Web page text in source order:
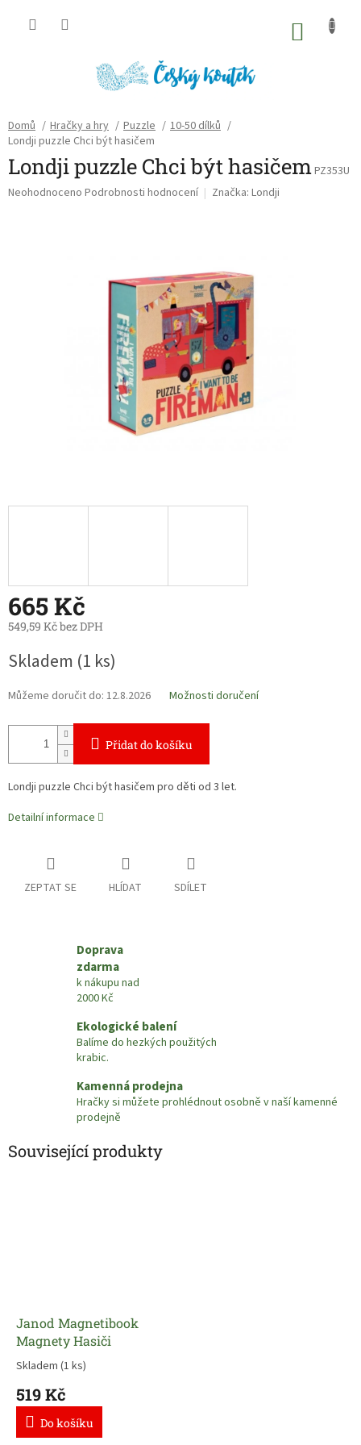
Domů / Hračky a hry / Puzzle / 10-50 dílků /
Londji puzzle Chci být hasičem
Londji puzzle Chci být hasičemPZ353U
Průměrné
Neohodnoceno Podrobnosti hodnocení Značka: Londji
665 Kč
549,59 Kč bez DPH
cena:
Skladem (1 ks)
Můžeme doručit do: 12.8.2026 Možnosti doručení
Přidat do košíku
Londji puzzle Chci být hasičem pro děti od 3 let.
Detailní informace
ZEPTAT SE HLÍDAT SDÍLET
Doprava
zdarma
k nákupu nad
2000 Kč
Ekologické balení
Balíme do hezkých použitých
krabic.
Kamenná prodejna
Hračky si můžete prohlédnout osobně v naší kamenné
prodejně
Související produkty
Janod Magnetibook
Magnety Hasiči
Skladem (1 ks)
519 Kč
Do košíku